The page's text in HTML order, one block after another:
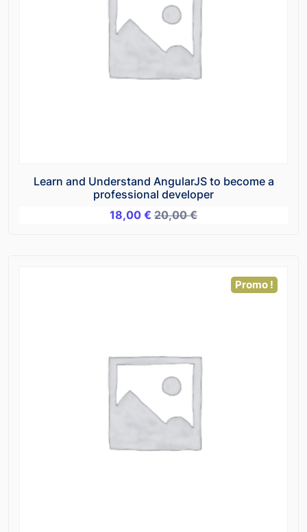
Learn and Understand AngularJS to become a
professional developer
18,00 € 20,00€
Promo !